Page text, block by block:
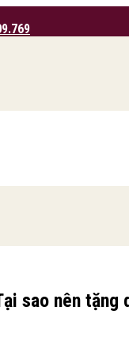
sao nên tặng